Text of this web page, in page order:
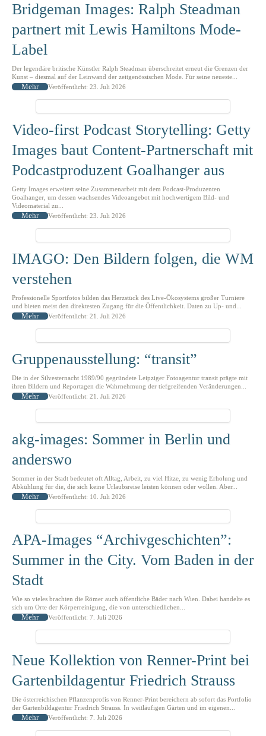
Bridgeman Images: Ralph Steadman
partnert mit Lewis Hamiltons Mode-
Label
Der legendäre britische Künstler Ralph Steadman überschreitet erneut die Grenzen der
Kunst – diesmal auf der Leinwand der zeitgenössischen Mode. Für seine neueste...
Mehr Veröffentlicht: 23. Juli 2026
Video-first Podcast Storytelling: Getty
Images baut Content-Partnerschaft mit
Podcastproduzent Goalhanger aus
Getty Images erweitert seine Zusammenarbeit mit dem Podcast-Produzenten
Goalhanger, um dessen wachsendes Videoangebot mit hochwertigem Bild- und
Videomaterial zu...
Mehr Veröffentlicht: 23. Juli 2026
IMAGO: Den Bildern folgen, die WM
verstehen
Professionelle Sportfotos bilden das Herzstück des Live-Ökosystems großer Turniere
und bieten meist den direktesten Zugang für die Öffentlichkeit. Daten zu Up- und...
Mehr Veröffentlicht: 21. Juli 2026
Gruppenausstellung: “transit”
Die in der Silvesternacht 1989/90 gegründete Leipziger Fotoagentur transit prägte mit
ihren Bildern und Reportagen die Wahrnehmung der tiefgreifenden Veränderungen...
Mehr Veröffentlicht: 21. Juli 2026
akg-images: Sommer in Berlin und
anderswo
Sommer in der Stadt bedeutet oft Alltag, Arbeit, zu viel Hitze, zu wenig Erholung und
Abkühlung für die, die sich keine Urlaubsreise leisten können oder wollen. Aber...
Mehr Veröffentlicht: 10. Juli 2026
APA-Images “Archivgeschichten”:
Summer in the City. Vom Baden in der
Stadt
Wie so vieles brachten die Römer auch öffentliche Bäder nach Wien. Dabei handelte es
sich um Orte der Körperreinigung, die von unterschiedlichen...
Mehr Veröffentlicht: 7. Juli 2026
Neue Kollektion von Renner-Print bei
Gartenbildagentur Friedrich Strauss
Die österreichischen Pflanzenprofis von Renner-Print bereichern ab sofort das Portfolio
der Gartenbildagentur Friedrich Strauss. In weitläufigen Gärten und im eigenen...
Mehr Veröffentlicht: 7. Juli 2026